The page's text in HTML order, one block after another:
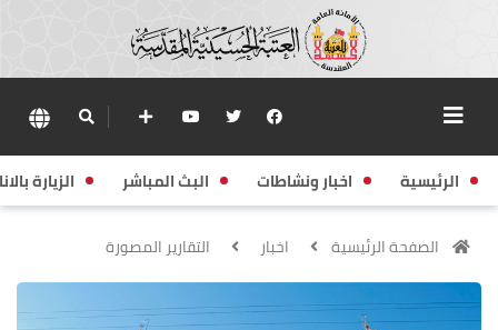
الرئيسية اخبار ونشاطات البث المباشر الزيارة
الصفحة الرئيسية اخبار التقارير المصورة